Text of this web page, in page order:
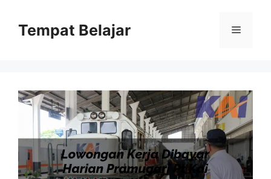
contentTempat Belajar Menu